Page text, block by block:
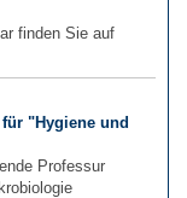
finden Sie auf
"Hygiene und
Professur